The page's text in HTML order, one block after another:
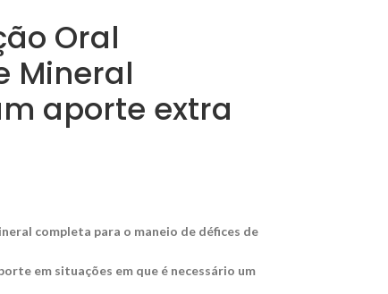
Oral
Mineral
aporte extra
completa para o maneio de défices de
em situações em que é necessário um